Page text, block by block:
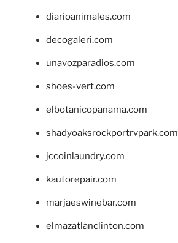
diarioanimales.com
decogaleri.com
unavozparadios.com
shoes-vert.com
elbotanicopanama.com
shadyoaksrockportrvpark.com
jccoinlaundry.com
kautorepair.com
marjaeswinebar.com
elmazatlanclinton.com